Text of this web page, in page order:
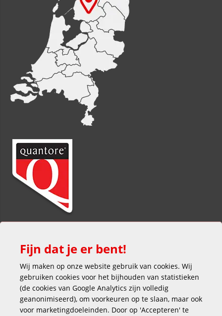
Veilig en gemakkelijk betalen
Fijn dat je er bent!
Wij maken op onze website gebruik van cookies. Wij
gebruiken cookies voor het bijhouden van statistieken
(de cookies van Google Analytics zijn volledig
geanonimiseerd), om voorkeuren op te slaan, maar ook
voor marketingdoeleinden. Door op 'Accepteren' te